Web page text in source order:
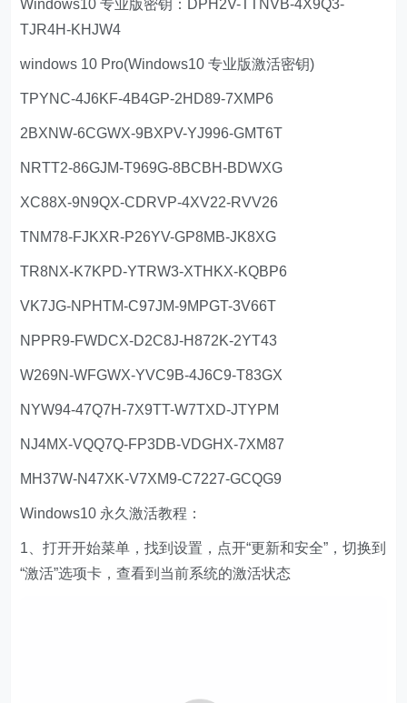
Windows10 专业版密钥：DPH2V-TTNVB-4X9Q3-
TJR4H-KHJW4
windows 10 Pro(Windows10 专业版激活密钥)
TPYNC-4J6KF-4B4GP-2HD89-7XMP6
2BXNW-6CGWX-9BXPV-YJ996-GMT6T
NRTT2-86GJM-T969G-8BCBH-BDWXG
XC88X-9N9QX-CDRVP-4XV22-RVV26
TNM78-FJKXR-P26YV-GP8MB-JK8XG
TR8NX-K7KPD-YTRW3-XTHKX-KQBP6
VK7JG-NPHTM-C97JM-9MPGT-3V66T
NPPR9-FWDCX-D2C8J-H872K-2YT43
W269N-WFGWX-YVC9B-4J6C9-T83GX
NYW94-47Q7H-7X9TT-W7TXD-JTYPM
NJ4MX-VQQ7Q-FP3DB-VDGHX-7XM87
MH37W-N47XK-V7XM9-C7227-GCQG9
Windows10 永久激活教程：
1、打开开始菜单，找到设置，点开“更新和安全”，切换到
“激活”选项卡，查看到当前系统的激活状态